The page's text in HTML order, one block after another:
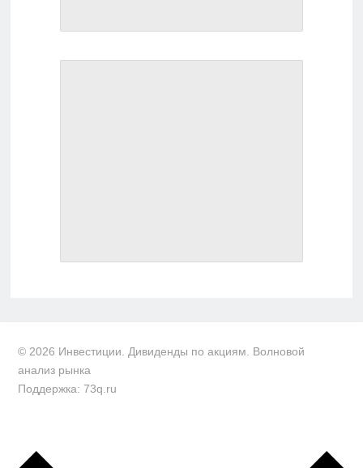
© 2026 Инвестиции. Дивиденды по акциям. Волновой
анализ рынка
Поддержка: 73q.ru